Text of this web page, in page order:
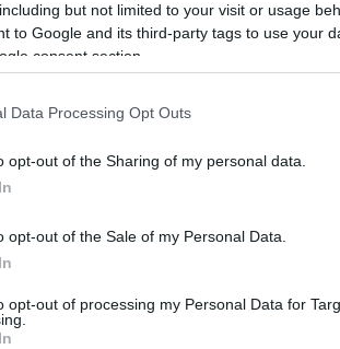
but not limited to your visit or usage
to Google and its third-party tags to use your
consent section.
Data Processing Opt Outs
opt-out of the Sharing of my personal data.
opt-out of the Sale of my Personal Data.
opt-out of processing my Personal Data for
Forrás:123rf.com
évek óta egyre több látogató
sajnos negatív hatással van a
járt Athénban - több, mint
az egynapos kirándulók
mint például az Akropolisz, ma már
csak a műemlék, hanem a talaj is.
a több turista vonzása érdekében a
figyelembevétele nélkül végezte el.
leletek elvesztéséhez is vezetett. A
érdekében most új beléptetési
szerint naponta "csak" 20 000
engednek be.